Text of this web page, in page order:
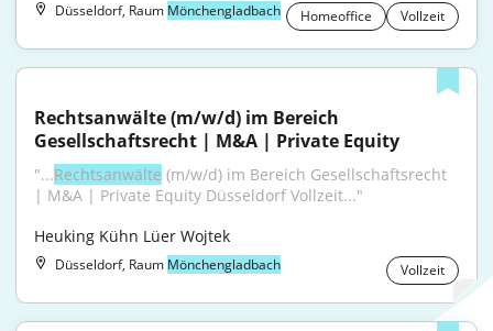
Düsseldorf, Raum Mönchengladbach Homeoffice Vollzeit
Rechtsanwälte (m/w/d) im Bereich
Gesellschaftsrecht | M&A | Private Equity
"...Rechtsanwälte (m/w/d) im Bereich Gesellschaftsrecht
| M&A | Private Equity Düsseldorf Vollzeit..."
Heuking Kühn Lüer Wojtek
Düsseldorf, Raum Mönchengladbach Vollzeit